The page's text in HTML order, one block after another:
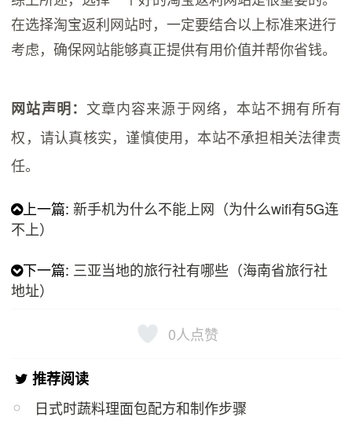
在选择淘宝返利网站时，一定要结合以上标准来进行
考虑，确保网站能够真正提供有用价值并帮你省钱。
网站声明： 文章内容来源于网络，本站不拥有所有
权，请认真核实，谨慎使用，本站不承担相关法律责
任。
上一篇:新手机为什么不能上网（为什么wifi有5G连
不上）
下一篇: 三亚当地的旅行社有哪些（海南省旅行社
地址）
0人点赞
推荐阅读
日式时蔬料理面包配方和制作步骤